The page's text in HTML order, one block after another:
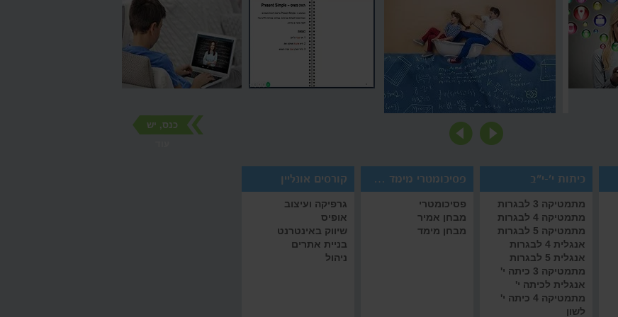
כנס, יש
כיתות י'-י"ב
מתמטיקה 3 לבגרות
מתמטיקה 4 לבגרות
מתמטיקה 5 לבגרות
אנגלית 4 לבגרות
אנגלית 5 לבגרות
מתמטיקה 3 כיתה י'
אנגלית לכיתה י'
מתמטיקה 4 כיתה י'
לשון
פסיכומטרי מימד אמיר/ם
פסיכומטרי
מבחן אמיר
מבחן מימד
קורסים אונליין
גרפיקה ועיצוב
אופיס
שיווק באינטרנט
בניית אתרים
ניהול